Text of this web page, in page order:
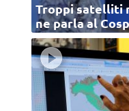
Troppi satelliti
ne parla al